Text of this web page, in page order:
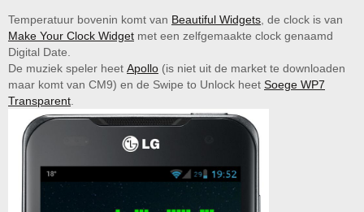
Temperatuur bovenin komt van Beautiful Widgets, de clock is van
Make Your Clock Widget met een zelfgemaakte clock genaamd
Digital Date.
De muziek speler heet Apollo (is niet uit de market te downloaden
maar komt van CM9) en de Swipe to Unlock heet Soege WP7
Transparent.